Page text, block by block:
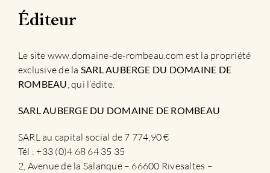
Éditeur
Le site www.domaine-de-rombeau.com est la propriété
exclusive de la SARL AUBERGE DU DOMAINE DE
ROMBEAU, qui l’édite.
SARL AUBERGE DU DOMAINE DE ROMBEAU
SARL au capital social de 7 774,90 €
Tél : +33 (0)4 68 64 35 35
2, Avenue de la Salanque – 66600 Rivesaltes –